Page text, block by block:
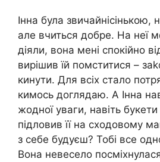
Інна була звичайнісінькою,
але вчиться добре. На неї
діяли, вона мені спокійно
вирішив їй помститися –
кинути. Для всіх стало
кимось доглядаю. А Інна
жодної уваги, навіть
підловив її на сходовому
з себе будуєш? Тобі все
Вона невесело